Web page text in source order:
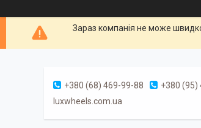
Зараз компанія не може
+380 (68) 469-99-88
+380 (95)
luxwheels.com.ua